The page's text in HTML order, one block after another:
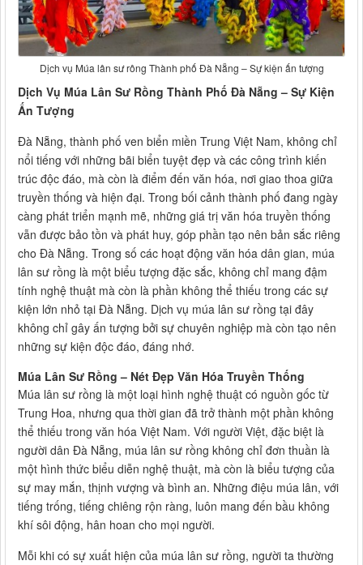
Dịch vụ Múa lân sư rông Thành phố Đà Nẵng – Sự kiện ấn tượng
Dịch Vụ Múa Lân Sư Rồng Thành Phố Đà Nẵng – Sự Kiện
Ấn Tượng
Đà Nẵng, thành phố ven biển miền Trung Việt Nam, không chỉ
nổi tiếng với những bãi biển tuyệt đẹp và các công trình kiến
trúc độc đáo, mà còn là điểm đến văn hóa, nơi giao thoa giữa
truyền thống và hiện đại. Trong bối cảnh thành phố đang ngày
càng phát triển mạnh mẽ, những giá trị văn hóa truyền thống
vẫn được bảo tồn và phát huy, góp phần tạo nên bản sắc riêng
cho Đà Nẵng. Trong số các hoạt động văn hóa dân gian, múa
lân sư rồng là một biểu tượng đặc sắc, không chỉ mang đậm
tính nghệ thuật mà còn là phần không thể thiếu trong các sự
kiện lớn nhỏ tại Đà Nẵng. Dịch vụ múa lân sư rồng tại đây
không chỉ gây ấn tượng bởi sự chuyên nghiệp mà còn tạo nên
những sự kiện độc đáo, đáng nhớ.
Múa Lân Sư Rồng – Nét Đẹp Văn Hóa Truyền Thống
Múa lân sư rồng là một loại hình nghệ thuật có nguồn gốc từ
Trung Hoa, nhưng qua thời gian đã trở thành một phần không
thể thiếu trong văn hóa Việt Nam. Với người Việt, đặc biệt là
người dân Đà Nẵng, múa lân sư rồng không chỉ đơn thuần là
một hình thức biểu diễn nghệ thuật, mà còn là biểu tượng của
sự may mắn, thịnh vượng và bình an. Những điệu múa lân, với
tiếng trống, tiếng chiêng rộn ràng, luôn mang đến bầu không
khí sôi động, hân hoan cho mọi người.
Mỗi khi có sự xuất hiện của múa lân sư rồng, người ta thường